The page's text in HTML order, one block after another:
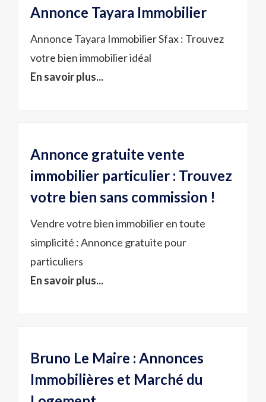
Annonce Tayara Immobilier
Annonce Tayara Immobilier Sfax : Trouvez
votre bien immobilier idéal
En savoir plus...
Annonce gratuite vente
immobilier particulier : Trouvez
votre bien sans commission !
Vendre votre bien immobilier en toute
simplicité : Annonce gratuite pour
particuliers
En savoir plus...
Bruno Le Maire : Annonces
Immobilières et Marché du